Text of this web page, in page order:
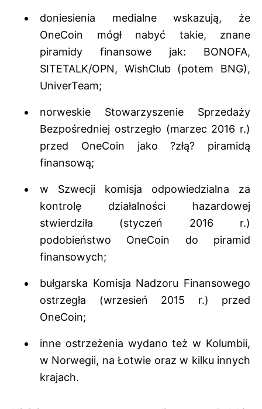
doniesienia medialne wskazują, że
OneCoin mógł nabyć takie, znane
piramidy finansowe jak: BONOFA,
SITETALK/OPN, WishClub (potem BNG),
UniverTeam;
norweskie Stowarzyszenie Sprzedaży
Bezpośredniej ostrzegło (marzec 2016 r.)
przed OneCoin jako ?złą? piramidą
finansową;
w Szwecji komisja odpowiedzialna za
kontrolę działalności hazardowej
stwierdziła (styczeń 2016 r.)
podobieństwo OneCoin do piramid
finansowych;
bułgarska Komisja Nadzoru Finansowego
ostrzegła (wrzesień 2015 r.) przed
OneCoin;
inne ostrzeżenia wydanoteż w Kolumbii,
w Norwegii, na Łotwie oraz w kilku innych
krajach.